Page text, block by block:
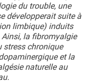
du trouble, une
développerait suite à
limbique) induits
la fibromyalgie
stress chronique
et la
naturelle au